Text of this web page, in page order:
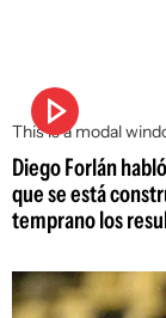
This is a modal
Diego Forlán
que se está
temprano los